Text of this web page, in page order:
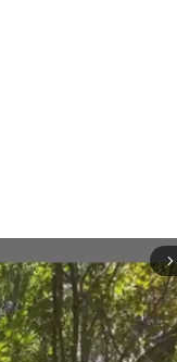
arrow_forward_ios